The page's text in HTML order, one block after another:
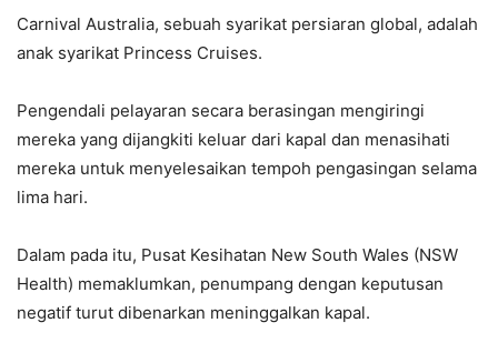
Carnival Australia, sebuah syarikat persiaran global, adalah
anak syarikat Princess Cruises.
Pengendali pelayaran secara berasingan mengiringi
mereka yang dijangkiti keluar dari kapal dan menasihati
mereka untuk menyelesaikan tempoh pengasingan selama
lima hari.
Dalam pada itu, Pusat Kesihatan New South Wales (NSW
Health) memaklumkan, penumpang dengan keputusan
negatif turut dibenarkan meninggalkan kapal.